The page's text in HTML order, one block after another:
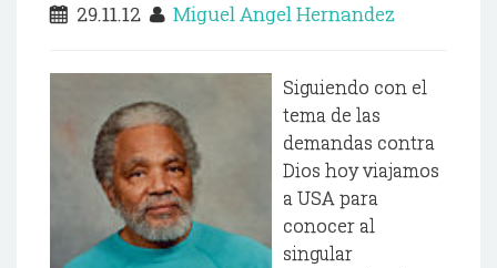
29.11.12 Miguel Angel Hernandez
Siguiendo con el
tema de las
demandas contra
Dios hoy viajamos
a USA para
conocer al
singular